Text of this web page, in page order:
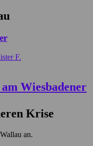
F.
Krise
an.